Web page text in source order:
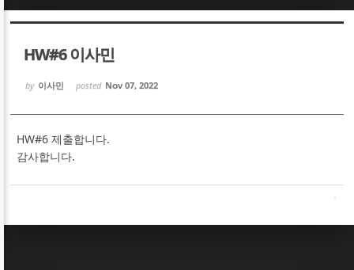
HW#6 이사민
by 이사민 posted Nov 07, 2022
HW#6 제출합니다.
감사합니다.
Sketchbook5, 스케치북5
Sketchbook5, 스케치북5
Sketchbook5, 스케치북5
Sketchbook5, 스케치북5